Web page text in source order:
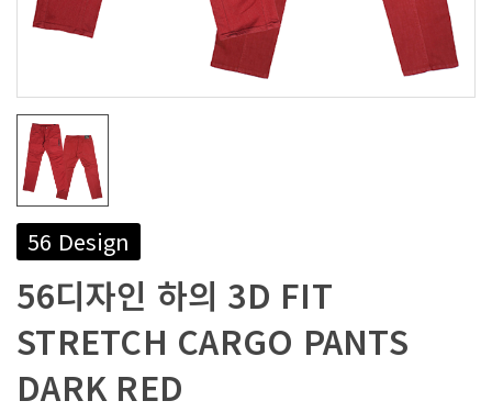
56 Design
56디자인 하의 3D FIT
STRETCH CARGO PANTS
DARK RED